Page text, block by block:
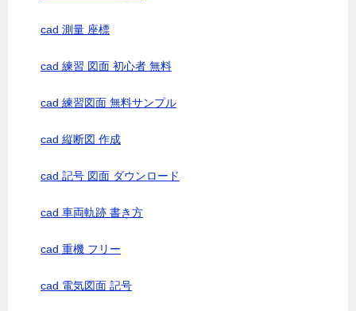
cad 測量 座標
cad 練習 図面 初心者 無料
cad 練習図面 無料サンプル
cad 縦断図 作成
cad 記号 図面 ダウンロード
cad 車両軌跡 書き方
cad 重機 フリー
cad 電気図面 記号